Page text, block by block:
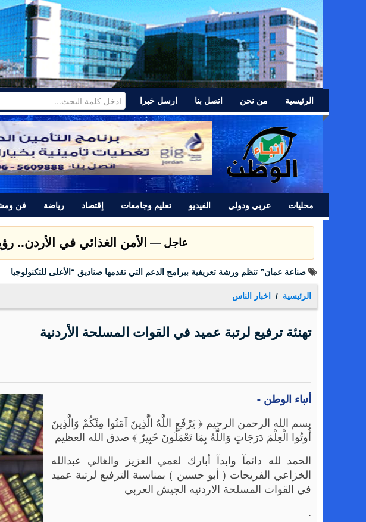
الرئيسية من نحن اتصل بنا ارسل خبرا
محليات عربي ودولي الفيديو تعليم وجامعات إقتصاد رياضة فن
عاجل —عشائر اللد تتبرأ من المجرم
صناعة عمان” تنظم ورشة تعريفية ببرامج الدعم التي تقدمها صناديق “الأعلى للتكنولوجيا
الرئيسية اخبار الناس
تهنئة ترفيع لرتبة عميد في القوات المسلحة الأردنية
أنباء الوطن -
بسم الله الرحمن الرحيم ﴿ يَرْفَعِ اللَّهُ الَّذِينَ آمَنُوا مِنْكُمْ وَالَّذِينَ
أُوتُوا الْعِلْمَ دَرَجَاتٍ وَاللَّهُ بِمَا تَعْمَلُونَ خَبِيرٌ ﴾ صدق الله العظيم
الحمد لله دائمآ وابدآ أبارك لعمي العزيز والغالي عبدالله
الخزاعي الفريحات ( أبو حسين ) بمناسبة الترفيع لرتبة عميد
في القوات المسلحة الاردنيه الجيش العربي
.